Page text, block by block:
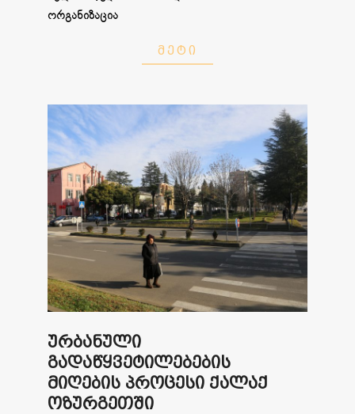
ორგანიზაცია
ᲛᲔᲢᲘ
ურბანული
გადაწყვეტილებების
მიღების პროცესი ქალაქ
ოზურგეთში